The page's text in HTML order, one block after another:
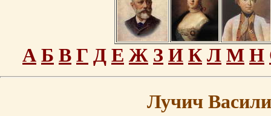
А Б В Г Д Е Ж З И К Л М Н
Лучич